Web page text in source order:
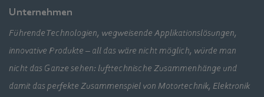
Unternehmen
Führende Technologien, wegweisende Applikationslösungen,
innovative Produkte – all das wäre nicht möglich, würde man
nicht das Ganze sehen: lufttechnische Zusammenhänge und
damit das perfekte Zusammenspiel von Motortechnik, Elektronik